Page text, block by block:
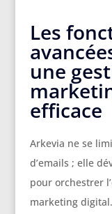
Les
une
efficace
Arkevia ne se
d’emails ; elle
pour orchestrer
marketing